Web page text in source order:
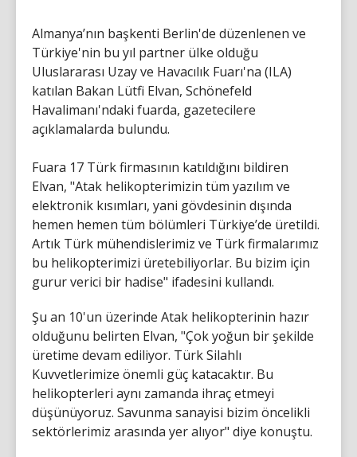
Almanya’nın başkenti Berlin'de düzenlenen ve
Türkiye'nin bu yıl partner ülke olduğu
Uluslararası Uzay ve Havacılık Fuarı'na (ILA)
katılan Bakan Lütfi Elvan, Schönefeld
Havalimanı'ndaki fuarda, gazetecilere
açıklamalarda bulundu.
Fuara 17 Türk firmasının katıldığını bildiren
Elvan, "Atak helikopterimizin tüm yazılım ve
elektronik kısımları, yani gövdesinin dışında
hemen hemen tüm bölümleri Türkiye’de üretildi.
Artık Türk mühendislerimiz ve Türk firmalarımız
bu helikopterimizi üretebiliyorlar. Bu bizim için
gurur verici bir hadise" ifadesini kullandı.
Şu an 10'un üzerinde Atak helikopterinin hazır
olduğunu belirten Elvan, "Çok yoğun bir şekilde
üretime devam ediliyor. Türk Silahlı
Kuvvetlerimize önemli güç katacaktır. Bu
helikopterleri aynı zamanda ihraç etmeyi
düşünüyoruz. Savunma sanayisi bizim öncelikli
sektörlerimiz arasında yer alıyor" diye konuştu.